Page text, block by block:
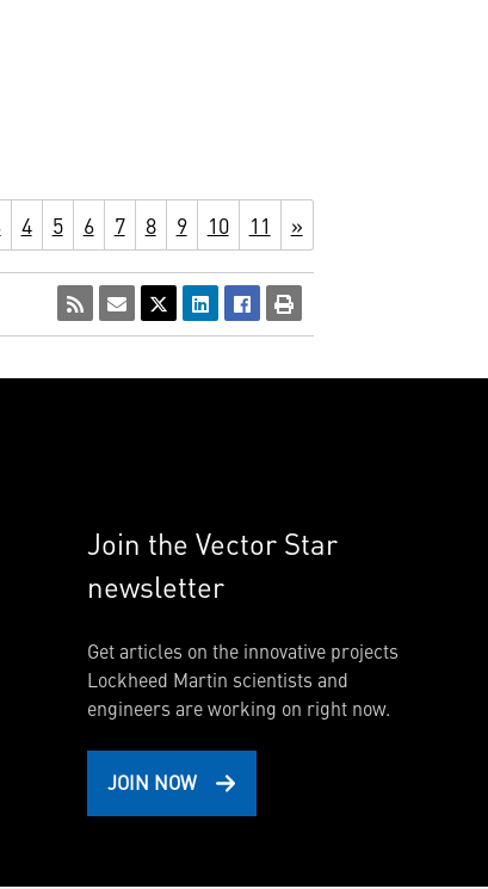
4 5 6 7 8 9 10 11 »
Join the Vector Star
newsletter
Get articles on the innovative projects
Lockheed Martin scientists and
engineers are working on right now.
JOIN NOW